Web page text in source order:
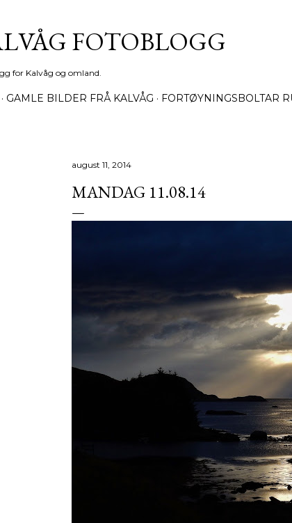
FOTOBLOGG
for Kalvåg og omland.
GAMLE BILDER FRÅ KALVÅG FORTØYNINGSBOLTAR
august 11, 2014
MANDAG 11.08.14